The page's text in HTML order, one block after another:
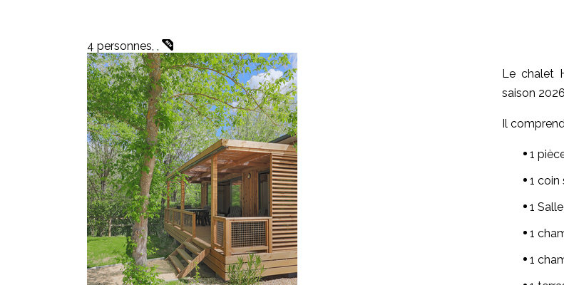
4 personnes
Le chalet
saison
Il
1
1 coin
1
1
1